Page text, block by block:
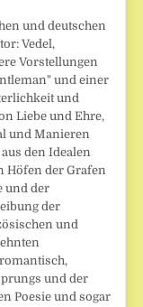
und deutschen
Vedel,
Vorstellungen
und einer
und
Liebe und Ehre,
und Manieren
den Idealen
Höfen der Grafen
und der
der
und
und der
Poesie und sogar